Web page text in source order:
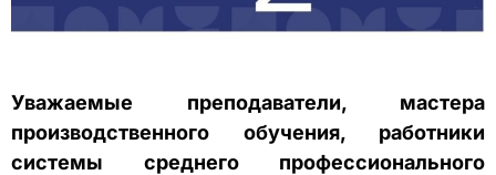
Уважаемые преподаватели, мастера
производственного обучения, работники
системы среднего профессионального